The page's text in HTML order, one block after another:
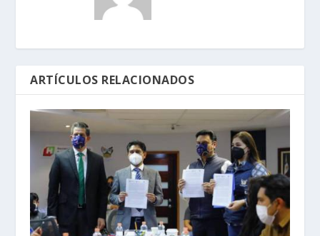
ARTÍCULOS RELACIONADOS